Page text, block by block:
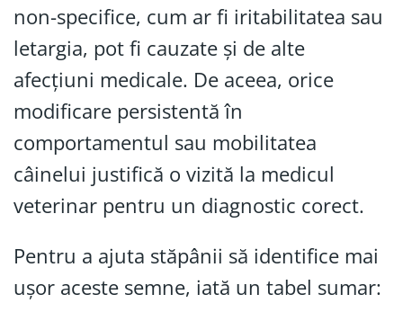
non-specifice, cum ar fi iritabilitatea sau
letargia, pot fi cauzate și de alte
afecțiuni medicale. De aceea, orice
modificare persistentă în
comportamentul sau mobilitatea
câinelui justifică o vizită la medicul
veterinar pentru un diagnostic corect.
Pentru a ajuta stăpânii să identifice mai
ușor aceste semne, iată un tabel sumar: